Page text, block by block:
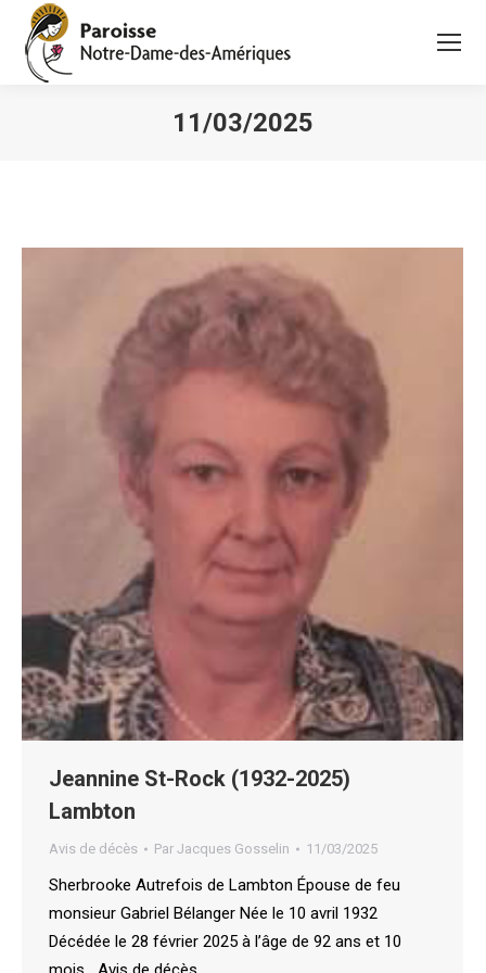
11/03/2025
Jeannine St-Rock (1932-2025)
Lambton
Avis de décès Par Jacques Gosselin 11/03/2025
Sherbrooke Autrefois de Lambton Épouse de feu
monsieur Gabriel Bélanger Née le 10 avril 1932
Décédée le 28 février 2025 à l’âge de 92 ans et 10